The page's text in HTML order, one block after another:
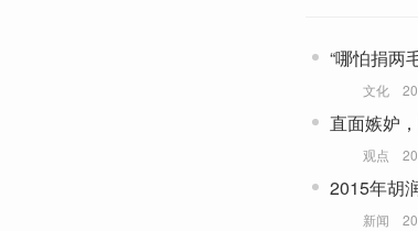
“哪怕捐两
文化
直面嫉妒
观点
2015年胡
云仅排第三
新闻